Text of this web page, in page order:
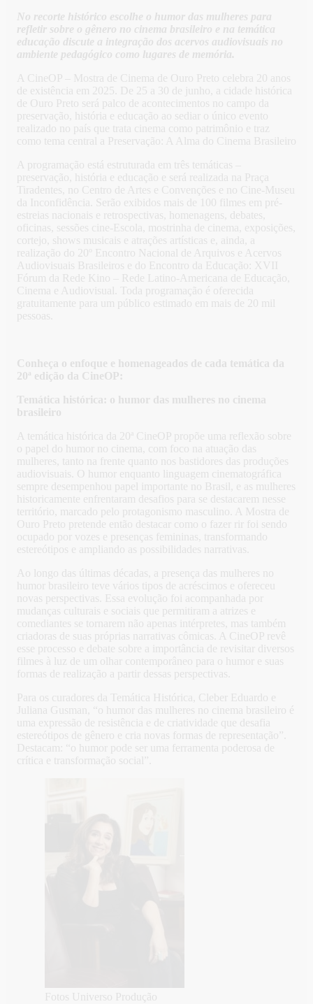
No recorte histórico escolhe o humor das mulheres para
refletir sobre o gênero no cinema brasileiro e na temática
educação discute a integração dos acervos audiovisuais no
ambiente pedagógico como lugares de memória.
A CineOP – Mostra de Cinema de Ouro Preto celebra 20 anos
de existência em 2025. De 25 a 30 de junho, a cidade histórica
de Ouro Preto será palco de acontecimentos no campo da
preservação, história e educação ao sediar o único evento
realizado no país que trata cinema como patrimônio e traz
como tema central a Preservação: A Alma do Cinema Brasileiro
A programação está estruturada em três temáticas –
preservação, história e educação e será realizada na Praça
Tiradentes, no Centro de Artes e Convenções e no Cine-Museu
da Inconfidência. Serão exibidos mais de 100 filmes em pré-
estreias nacionais e retrospectivas, homenagens, debates,
oficinas, sessões cine-Escola, mostrinha de cinema, exposições,
cortejo, shows musicais e atrações artísticas e, ainda, a
realização do 20º Encontro Nacional de Arquivos e Acervos
Audiovisuais Brasileiros e do Encontro da Educação: XVII
Fórum da Rede Kino – Rede Latino-Americana de Educação,
Cinema e Audiovisual. Toda programação é oferecida
gratuitamente para um público estimado em mais de 20 mil
pessoas.
Conheça o enfoque e homenageados de cada temática da
20ª edição da CineOP:
Temática histórica: o humor das mulheres no cinema
brasileiro
A temática histórica da 20ª CineOP propõe uma reflexão sobre
o papel do humor no cinema, com foco na atuação das
mulheres, tanto na frente quanto nos bastidores das produções
audiovisuais. O humor enquanto linguagem cinematográfica
sempre desempenhou papel importante no Brasil, e as mulheres
historicamente enfrentaram desafios para se destacarem nesse
território, marcado pelo protagonismo masculino. A Mostra de
Ouro Preto pretende então destacar como o fazer rir foi sendo
ocupado por vozes e presenças femininas, transformando
estereótipos e ampliando as possibilidades narrativas.
Ao longo das últimas décadas, a presença das mulheres no
humor brasileiro teve vários tipos de acréscimos e ofereceu
novas perspectivas. Essa evolução foi acompanhada por
mudanças culturais e sociais que permitiram a atrizes e
comediantes se tornarem não apenas intérpretes, mas também
criadoras de suas próprias narrativas cômicas. A CineOP revê
esse processo e debate sobre a importância de revisitar diversos
filmes à luz de um olhar contemporâneo para o humor e suas
formas de realização a partir dessas perspectivas.
Para os curadores da Temática Histórica, Cleber Eduardo e
Juliana Gusman, “o humor das mulheres no cinema brasileiro é
uma expressão de resistência e de criatividade que desafia
estereótipos de gênero e cria novas formas de representação”.
Destacam: “o humor pode ser uma ferramenta poderosa de
crítica e transformação social”.
Fotos Universo Produção